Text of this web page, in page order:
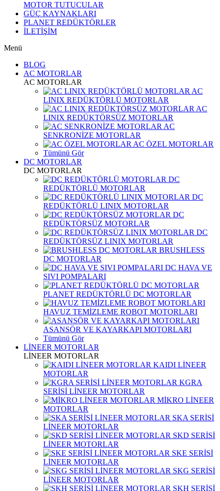
MOTOR TUTUCULAR
GÜÇ KAYNAKLARI
PLANET REDÜKTÖRLER
İLETİŞİM
Menü
BLOG
AC MOTORLAR
AC MOTORLAR
AC
LINIX REDÜKTÖRLÜ MOTORLAR
AC
LINIX REDÜKTÖRSÜZ MOTORLAR
AC
SENKRONİZE MOTORLAR
AC ÖZEL MOTORLAR
Tümünü Gör
DC MOTORLAR
DC MOTORLAR
DC
REDÜKTÖRLÜ MOTORLAR
DC
REDÜKTÖRLÜ LINIX MOTORLAR
DC
REDÜKTÖRSÜZ MOTORLAR
DC
REDÜKTÖRSÜZ LINIX MOTORLAR
BRUSHLESS
DC MOTORLAR
DC HAVA VE
SIVI POMPALARI
PLANET REDÜKTÖRLÜ DC MOTORLAR
HAVUZ TEMİZLEME ROBOT MOTORLARI
ASANSÖR VE KAYARKAPI MOTORLARI
Tümünü Gör
LİNEER MOTORLAR
LİNEER MOTORLAR
KAIDI LİNEER
MOTORLAR
KGRA
SERİSİ LİNEER MOTORLAR
MİKRO LİNEER
MOTORLAR
SKA SERİSİ
LİNEER MOTORLAR
SKD SERİSİ
LİNEER MOTORLAR
SKE SERİSİ
LİNEER MOTORLAR
SKG SERİSİ
LİNEER MOTORLAR
SKH SERİSİ